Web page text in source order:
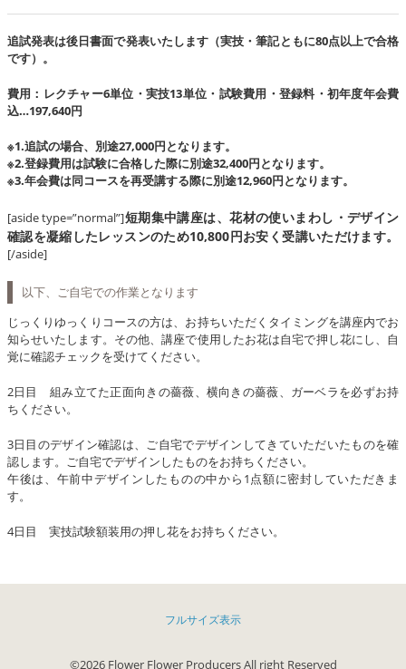
追試発表は後日書面で発表いたします（実技・筆記ともに80点以上で合格
です）。
費用：レクチャー6単位・実技13単位・試験費用・登録料・初年度年会費
込…197,640円
※1.追試の場合、別途27,000円となります。
※2.登録費用は試験に合格した際に別途32,400円となります。
※3.年会費は同コースを再受講する際に別途12,960円となります。
[aside type=”normal”]短期集中講座は、花材の使いまわし・デザイン
確認を凝縮したレッスンのため10,800円お安く受講いただけます。
[/aside]
以下、ご自宅での作業となります
じっくりゆっくりコースの方は、お持ちいただくタイミングを講座内でお
知らせいたします。その他、講座で使用したお花は自宅で押し花にし、自
覚に確認チェックを受けてください。
2日目 組み立てた正面向きの薔薇、横向きの薔薇、ガーベラを必ずお持
ちください。
3日目のデザイン確認は、ご自宅でデザインしてきていただいたものを確
認します。ご自宅でデザインしたものをお持ちください。
午後は、午前中デザインしたものの中から1点額に密封していただきま
す。
4日目 実技試験額装用の押し花をお持ちください。
フルサイズ表示
©2026 Flower Flower Producers All right Reserved